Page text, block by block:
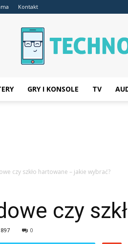
Kontakt
GRY I KONSOLE TV
czy szkło hartowane – jakie wybrać?
czy
897 0